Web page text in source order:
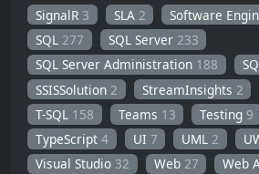
SignalR 3 SLA 2 Software
SQL277 SQL Server 233
SQL Server Administration 188
SSISSolution 2 StreamInsights 2
T-SQL 158 Teams 13 Testing 9
TypeScript4 UI 7 UML2
Visual Studio 32 Web 27 Web